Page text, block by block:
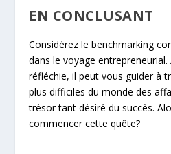
EN CONCLUSANT
Considérez le benchmarking
dans le voyage
réfléchie, il peut vous guider à
plus difficiles du monde des
trésor tant désiré du succès.
commencer cette quête?